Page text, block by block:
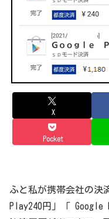
X
Pocket
ふと私が携帯会社の決
Play240円」「